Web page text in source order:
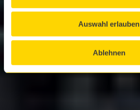
Auswahl erlauben
Ablehnen